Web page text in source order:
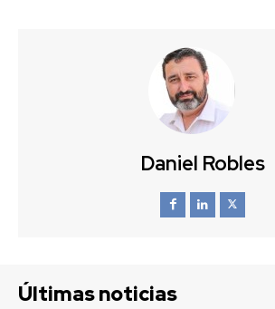
Daniel Robles
Últimas noticias